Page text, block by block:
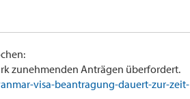
zunehmenden Anträgen überfordert.
visa-beantragung-dauert-zur-zeit-